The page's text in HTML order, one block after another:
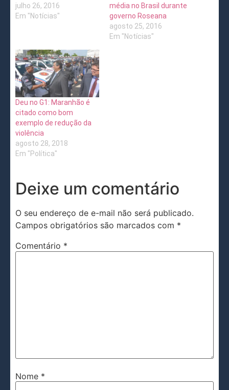
julho 26, 2016
Em "Notícias"
média no Brasil durante
governo Roseana
agosto 25, 2016
Em "Notícias"
Deu no G1: Maranhão é
citado como bom
exemplo de redução da
violência
agosto 28, 2018
Em "Política"
Deixe um comentário
O seu endereço de e-mail não será publicado.
Campos obrigatórios são marcados com *
Comentário *
Nome *